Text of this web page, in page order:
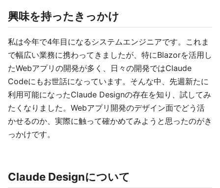
興味を持ったきっかけ
私は今年で4年目になるシステムエンジニアです。これま
で幅広い業務に携わってきましたが、特にBlazorを活用し
たWebアプリの開発が多く、日々の開発ではClaude
Codeにもお世話になっています。そんな中、先週新たに
利用可能になったClaude Designの存在を知り、試してみ
たくなりました。Webアプリ開発のデザイン面でどう活
かせるのか、実際に触って確かめてみようと思ったのがき
っかけです。
Claude Designについて